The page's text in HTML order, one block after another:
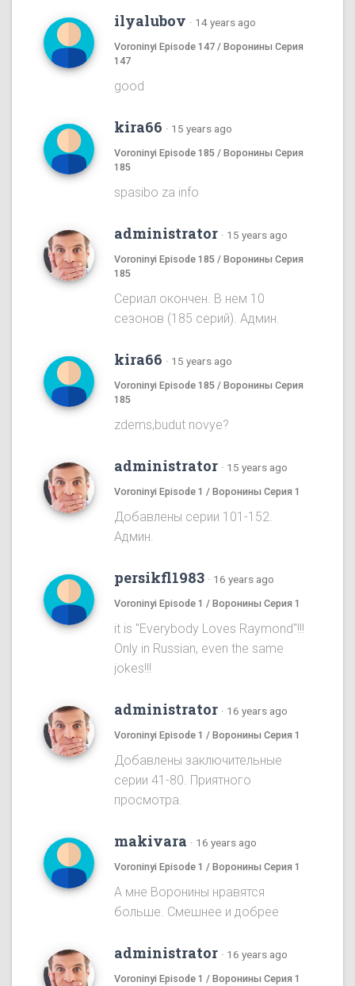
ilyalubov · 14 years ago
Voroninyi Episode 147 / Воронины Серия
147
good
kira66 · 15 years ago
Voroninyi Episode 185 / Воронины Серия
185
spasibo za info
administrator · 15 years ago
Voroninyi Episode 185 / Воронины Серия
185
Сериал окончен. В нем 10
сезонов (185 серий). Админ.
kira66 · 15 years ago
Voroninyi Episode 185 / Воронины Серия
185
zdems,budut novye?
administrator · 15 years ago
Voroninyi Episode 1 / Воронины Серия 1
Добавлены серии 101-152.
Админ.
persikfl1983 · 16 years ago
Voroninyi Episode 1 / Воронины Серия 1
it is "Everybody Loves Raymond"!!!
Only in Russian, even the same
jokes!!!
administrator · 16 years ago
Voroninyi Episode 1 / Воронины Серия 1
Добавлены заключительные
серии 41-80. Приятного
просмотра.
makivara · 16 years ago
Voroninyi Episode 1 / Воронины Серия 1
А мне Воронины нравятся
больше. Смешнее и добрее
administrator · 16 years ago
Voroninyi Episode 1 / Воронины Серия 1